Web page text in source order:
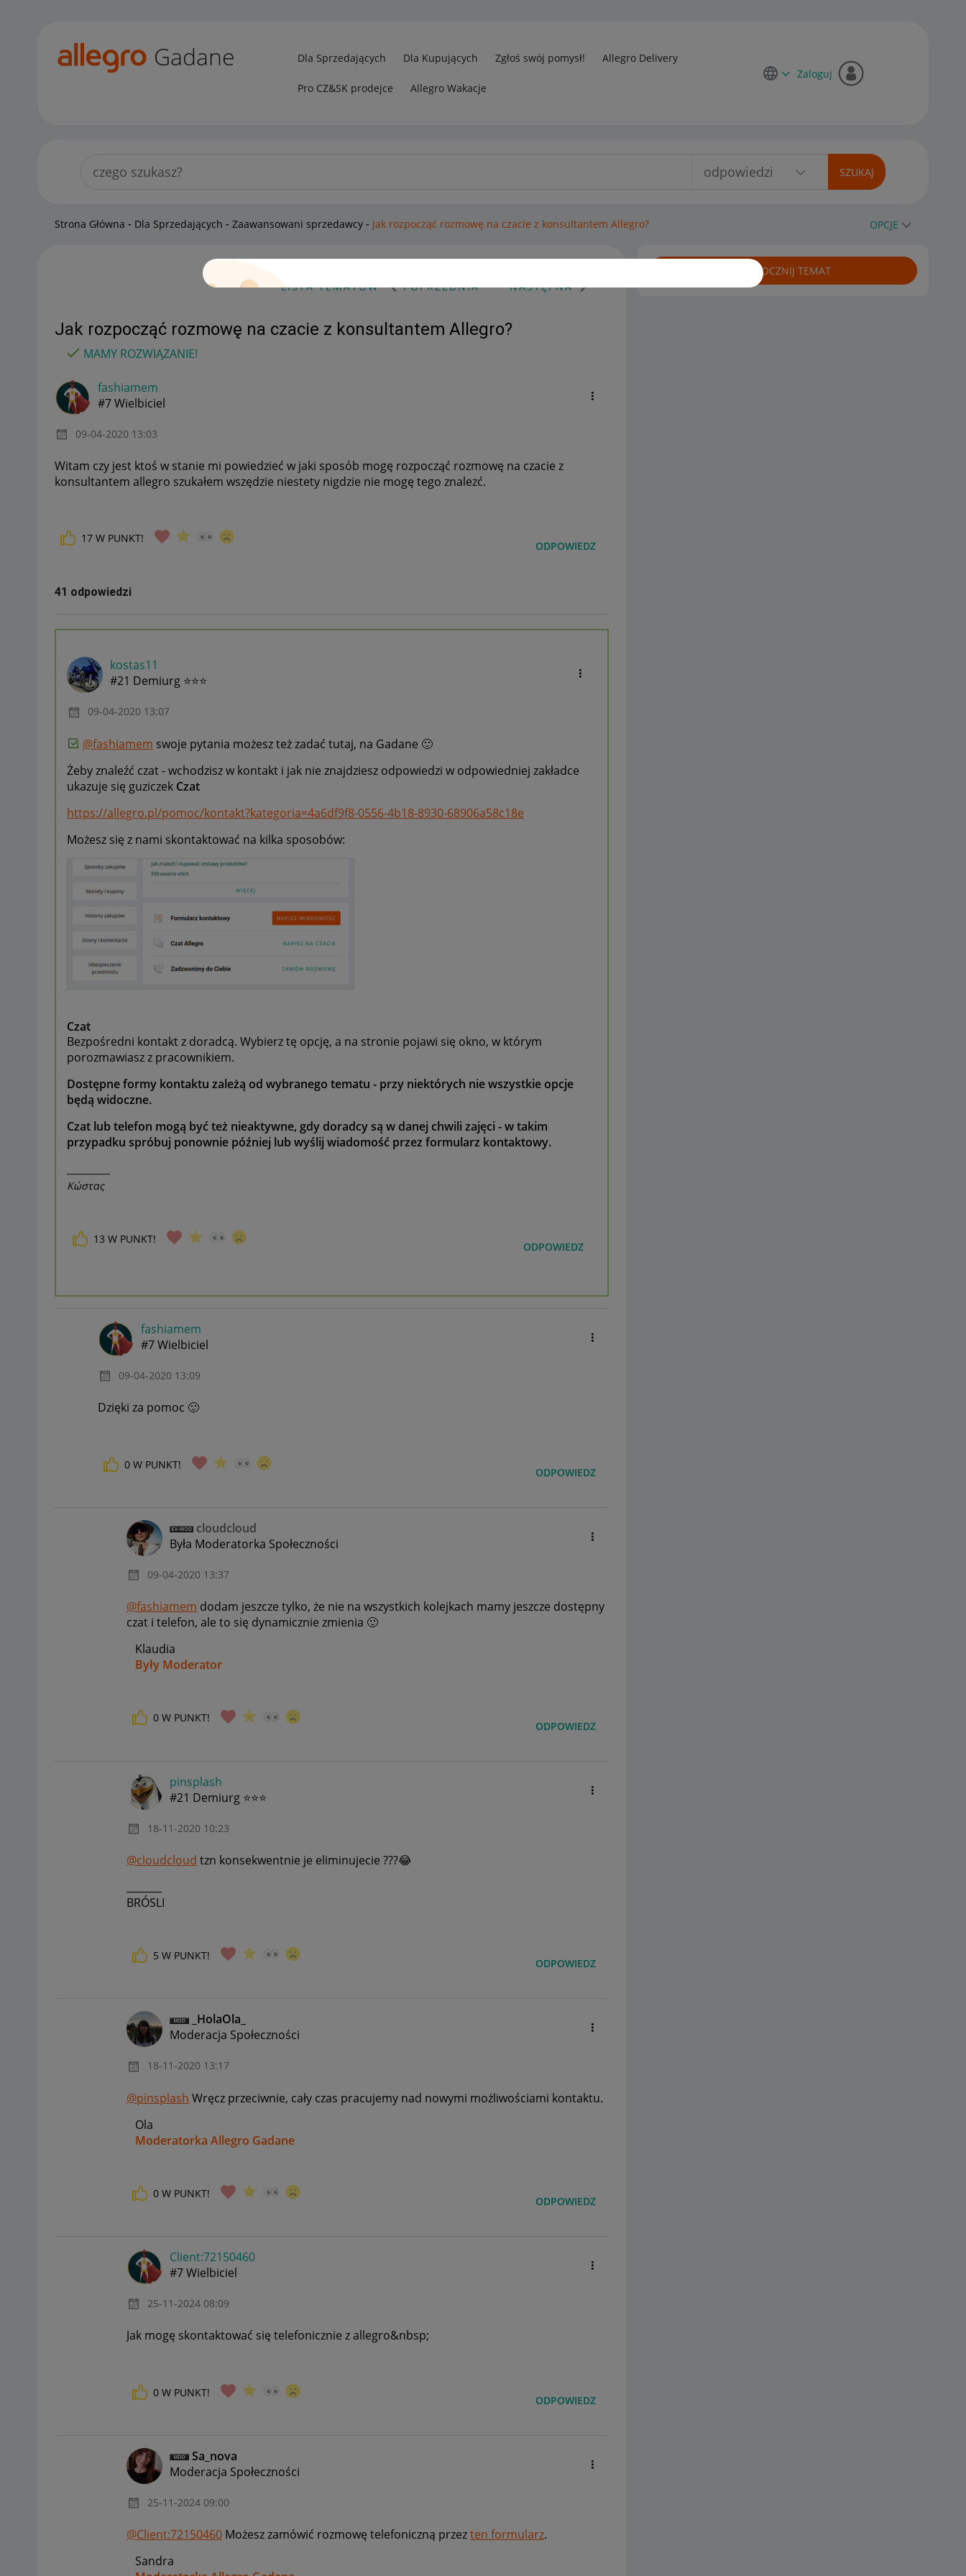
Gadane Dla Sprzedających Dla Kupujących Zgłoś swój pomysł! Allegro Delivery
Pro CZ&SK prodejce Allegro Wakacje
Zaloguj
Strona Główna Dla Sprzedających Zaawansowani sprzedawcy Jak rozpocząć rozmowę na czacie z konsultantem Allegro? OPCJE
Jak rozpocząć rozmowę na czacie z konsultantem Allegro?
MAMY ROZWIĄZANIE!
fashiamem
#7 Wielbiciel
‎09-04-2020 13:03
Witam czy jest ktoś w stanie mi powiedzieć w jaki sposób mogę rozpocząć rozmowę na czacie z
konsultantem allegro szukałem wszędzie niestety nigdzie nie mogę tego znalezć.
17 W PUNKT!
ODPOWIEDZ
LISTA TEMATÓW POPRZEDNIA NASTĘPNA
41 odpowiedzi
kostas11
#21 Demiurg ⭐⭐⭐
‎09-04-2020 13:07
@fashiamem swoje pytania możesz też zadać tutaj, na Gadane 🙂
Żeby znaleźć czat - wchodzisz w kontakt i jak nie znajdziesz odpowiedzi w odpowiedniej zakładce
ukazuje się guziczek Czat
https://allegro.pl/pomoc/kontakt?kategoria=4a6df9f8-0556-4b18-8930-68906a58c18e
Możesz się z nami skontaktować na kilka sposobów:
Czat
Bezpośredni kontakt z doradcą. Wybierz tę opcję, a na stronie pojawi się okno, w którym
porozmawiasz z pracownikiem.
Dostępne formy kontaktu zależą od wybranego tematu - przy niektórych nie wszystkie opcje
będą widoczne.
Czat lub telefon mogą być też nieaktywne, gdy doradcy są w danej chwili zajęci - w takim
przypadku spróbuj ponownie później lub wyślij wiadomość przez formularz kontaktowy.
Κώστας
13 W PUNKT!
ODPOWIEDZ
fashiamem
#7 Wielbiciel
‎09-04-2020 13:09
Dzięki za pomoc 🙂
0 W PUNKT!
ODPOWIEDZ
cloudcloud
Była Moderatorka Społeczności
‎09-04-2020 13:37
@fashiamem dodam jeszcze tylko, że nie na wszystkich kolejkach mamy jeszcze dostępny
czat i telefon, ale to się dynamicznie zmienia 🙂
Klaudia
Były Moderator
0 W PUNKT!
ODPOWIEDZ
pinsplash
#21 Demiurg ⭐⭐⭐
‎18-11-2020 10:23
@cloudcloud tzn konsekwentnie je eliminujecie ???😂
BRÓSLI
5 W PUNKT!
ODPOWIEDZ
_HolaOla_
Moderacja Społeczności
‎18-11-2020 13:17
@pinsplash Wręcz przeciwnie, cały czas pracujemy nad nowymi możliwościami kontaktu.
Ola
Moderatorka Allegro Gadane
0 W PUNKT!
ODPOWIEDZ
Client:72150460
#7 Wielbiciel
‎25-11-2024 08:09
Jak mogę skontaktować się telefonicznie z allegro&nbsp;
0 W PUNKT!
ODPOWIEDZ
Sa_nova
Moderacja Społeczności
‎25-11-2024 09:00
@Client:72150460 Możesz zamówić rozmowę telefoniczną przezten formularz.
Sandra
ROZPOCZNIJ TEMAT